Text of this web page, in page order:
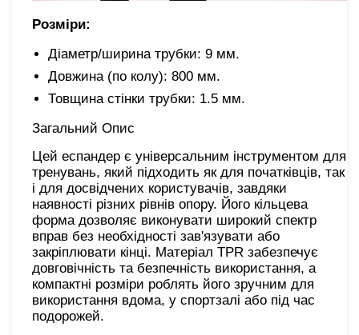
Розміри:
Діаметр/ширина трубки: 9 мм.
Довжина (по колу): 800 мм.
Товщина стінки трубки: 1.5 мм.
Загальний Опис
Цей еспандер є універсальним інструментом для
тренувань, який підходить як для початківців, так
і для досвідчених користувачів, завдяки
наявності різних рівнів опору. Його кільцева
форма дозволяє виконувати широкий спектр
вправ без необхідності зав'язувати або
закріплювати кінці. Матеріал TPR забезпечує
довговічність та безпечність використання, а
компактні розміри роблять його зручним для
використання вдома, у спортзалі або під час
подорожей.